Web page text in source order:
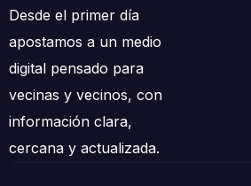
Desde el primer día
apostamos a un medio
digital pensado para
vecinas y vecinos, con
información clara,
cercana y actualizada.